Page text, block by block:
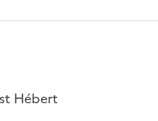
Hébert